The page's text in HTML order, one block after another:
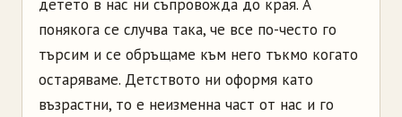
детето в нас ни съпровожда до края. А
понякога се случва така, че все по-често го
търсим и се обръщаме към него тъкмо когато
остаряваме. Детството ни оформя като
възрастни, то е неизменна част от нас и го